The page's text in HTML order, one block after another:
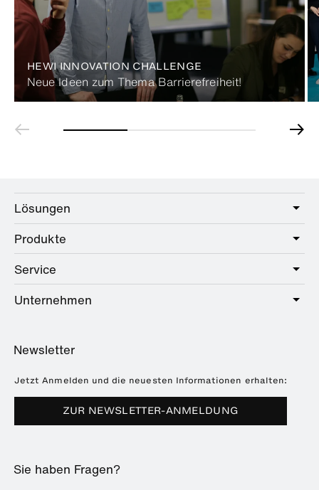
HEWI INNOVATION CHALLENGE
Neue Ideen zum Thema Barrierefreiheit!
Lösungen
Care
Public
Hotel
Produkte
Sanitär
Beschläge
Händlersuche
Service
Serviceangebot
Seminare
Broschüren & Kataloge
Downloads
Häufig gestellte Fragen
Unternehmen
Referenzen
Presse
Messetermine
Nachhaltigkeit
Kunststofftechnik
Newsletter
Jetzt Anmelden und die neuesten Informationen erhalten:
ZUR NEWSLETTER-ANMELDUNG
Sie haben Fragen?